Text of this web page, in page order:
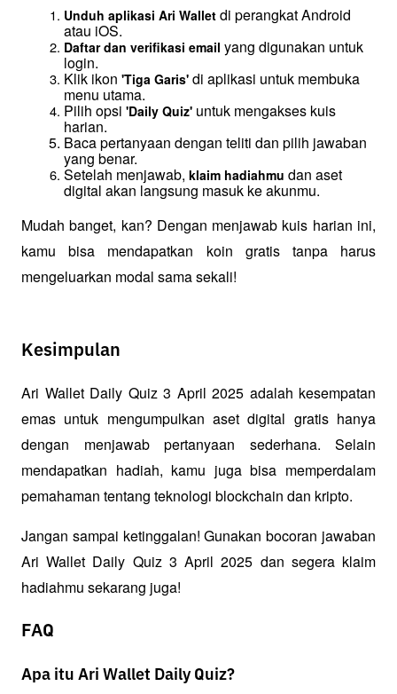
Unduh aplikasi Ari Wallet di perangkat Android
atau iOS.
Daftar dan verifikasi email yang digunakan untuk
login.
Klik ikon 'Tiga Garis' di aplikasi untuk membuka
menu utama.
Pilih opsi 'Daily Quiz' untuk mengakses kuis
harian.
Baca pertanyaan dengan teliti dan pilih jawaban
yang benar.
Setelah menjawab, klaim hadiahmu dan aset
digital akan langsung masuk ke akunmu.
Mudah banget, kan? Dengan menjawab kuis harian ini,
kamu bisa mendapatkan koin gratis tanpa harus
mengeluarkan modal sama sekali!
Kesimpulan
Ari Wallet Daily Quiz 3 April 2025 adalah kesempatan
emas untuk mengumpulkan aset digital gratis hanya
dengan menjawab pertanyaan sederhana. Selain
mendapatkan hadiah, kamu juga bisa memperdalam
pemahaman tentang teknologi blockchain dan kripto.
Jangan sampai ketinggalan! Gunakan bocoran jawaban
Ari Wallet Daily Quiz 3 April 2025 dan segera klaim
hadiahmu sekarang juga!
FAQ
Apa itu Ari Wallet Daily Quiz?